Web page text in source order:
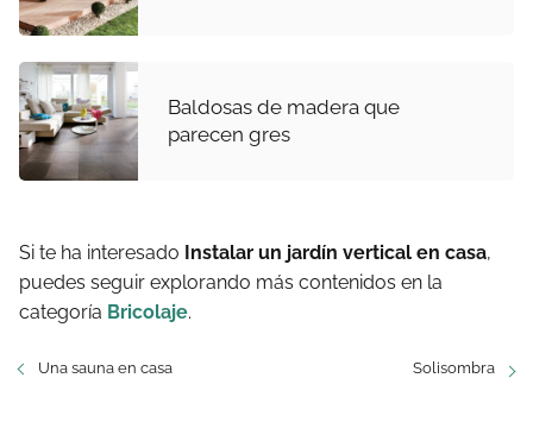
Baldosas de madera que
parecen gres
Si te ha interesado Instalar un jardín vertical en casa,
puedes seguir explorando más contenidos en la
categoría Bricolaje.
Una sauna en casa Solisombra